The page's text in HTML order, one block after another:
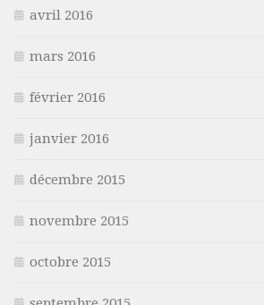
avril 2016
mars 2016
février 2016
janvier 2016
décembre 2015
novembre 2015
octobre 2015